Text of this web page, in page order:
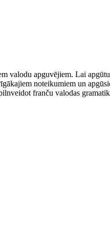
valodu apguvējiem. Lai apgūtu
noteikumiem un
franču valodas